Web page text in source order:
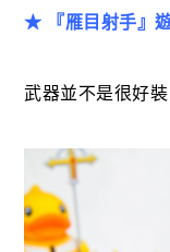
★ 『雁目射手』
武器並不是很好